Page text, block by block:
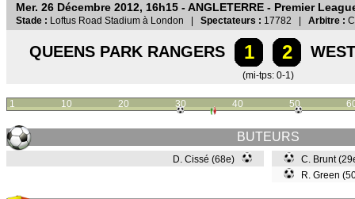
Mer. 26 Décembre 2012, 16h15 - ANGLETERRE - Premier
Stade : Loftus Road Stadium à London | Spectateurs : 17782 | Arbitre :
QUEENS PARK RANGERS 1 2
(mi-tps: 0-1)
1 10 20 30 40 50
BUTEURS
D. Cissé (68e)
C. Brunt
R. Green